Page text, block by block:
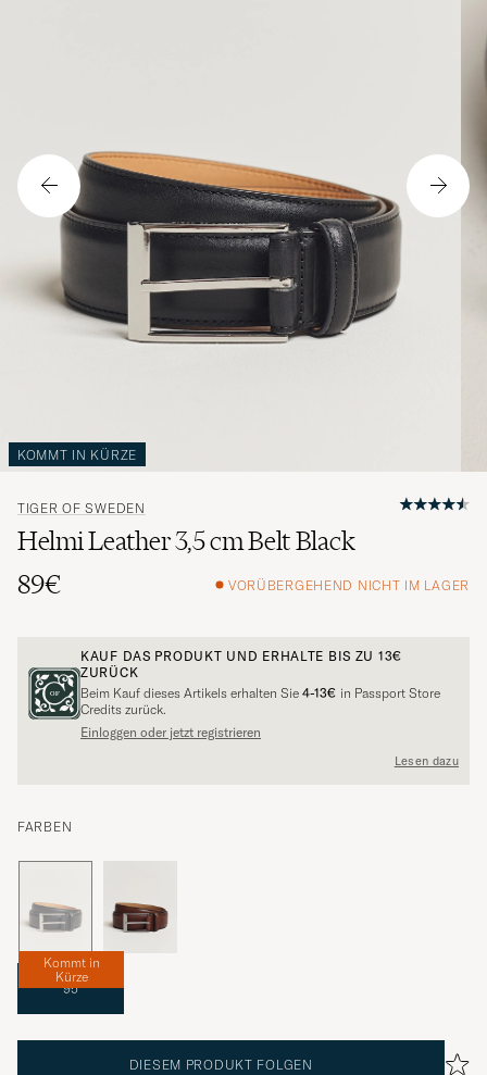
KOMMT IN KÜRZE
TIGER OF SWEDEN
Helmi Leather 3,5 cm Belt Black
89€
VORÜBERGEHEND NICHT IM LAGER
KAUF DAS PRODUKT UND ERHALTE BIS ZU 13€
ZURÜCK
Beim Kauf dieses Artikels erhalten Sie 4-13€ in Passport Store
Credits zurück.
Einloggen oder jetzt registrieren
Lesen dazu
FARBEN
95
Kommt in
Kürze
DIESEM PRODUKT FOLGEN